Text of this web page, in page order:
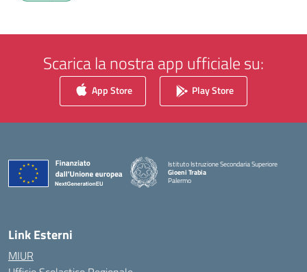
Scarica la nostra app ufficiale su:
App Store Play Store
Istituto Istruzione Secondaria Superiore
Gioeni Trabia
Palermo
Link Esterni
MIUR